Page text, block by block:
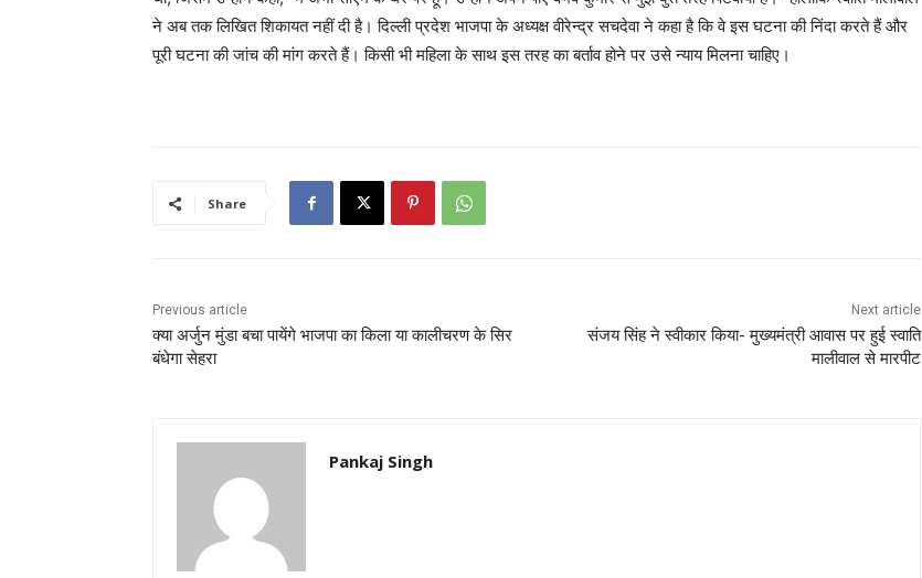
ने अब तक लिखित शिकायत नहीं दी है। दिल्ली प्रदेश भाजपा के अध्यक्ष वीरेन्द्र सचदेवा ने कहा है कि वे इस घटना की निंदा करते हैं और
पूरी घटना की जांच की मांग करते हैं। किसी भी महिला के साथ इस तरह का बर्ताव होने पर उसे न्याय मिलना चाहिए।
Share
Previous article
क्या अर्जुन मुंडा बचा पायेंगे भाजपा का किला या कालीचरण के सिर
बंधेगा सेहरा
Next article
संजय सिंह ने स्वीकार किया- मुख्यमंत्री आवास पर हुई स्वाति
मालीवाल से मारपीट
Pankaj Singh